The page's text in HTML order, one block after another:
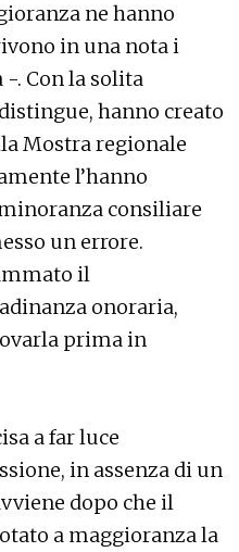
ne hanno
in una nota i
. Con la solita
hanno creato
Mostra regionale
l’hanno
consiliare
un errore.
il
onoraria,
prima in
a far luce
in assenza di un
dopo che il
a maggioranza la